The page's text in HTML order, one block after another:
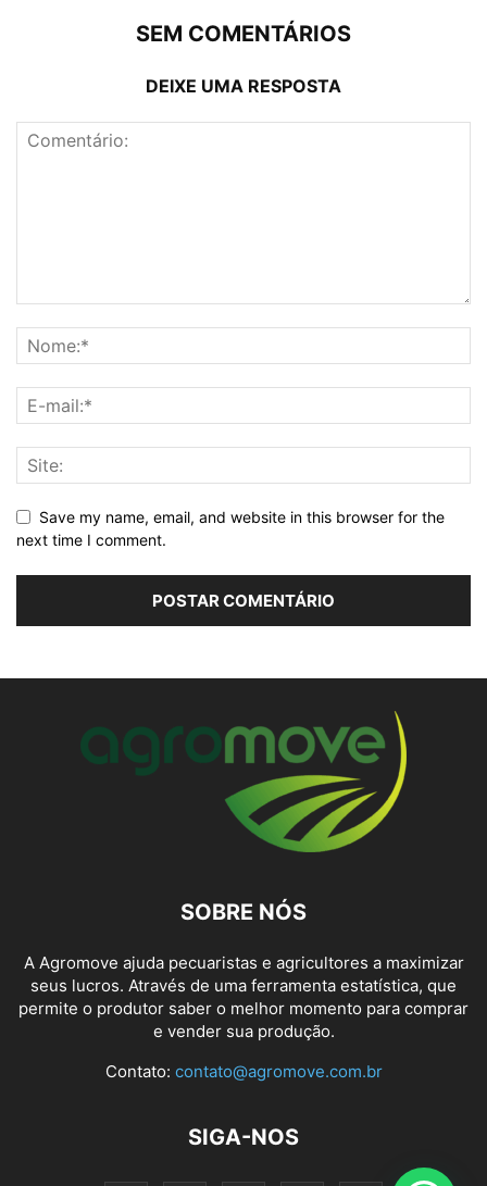
SEM COMENTÁRIOS
DEIXE UMA RESPOSTA
Save my name, email, and website in this browser for the
next time I comment.
SOBRE NÓS
A Agromove ajuda pecuaristas e agricultores a maximizar
seus lucros. Através de uma ferramenta estatística, que
permite o produtor saber o melhor momento para comprar
e vender sua produção.
Contato: contato@agromove.com.br
SIGA-NOS